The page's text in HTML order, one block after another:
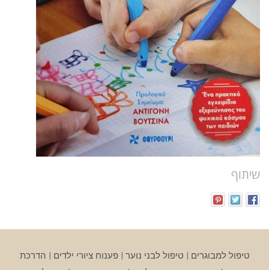
שיתוף
טיפול למבוגרים | טיפול לבני נוער |פענוח ציורי ילדים | הדרכת